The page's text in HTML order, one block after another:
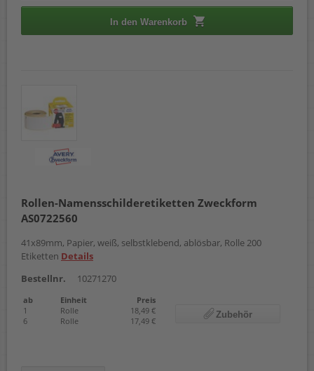
In den Warenkorb
Rollen-Namensschilderetiketten Zweckform
AS0722560
41x89mm, Papier, weiß, selbstklebend, ablösbar, Rolle 200
Etiketten Details
Bestellnr.
10271270
ab Einheit
Preis
1
Rolle
18,49 €
6
Rolle 17,49 €
Zubehör